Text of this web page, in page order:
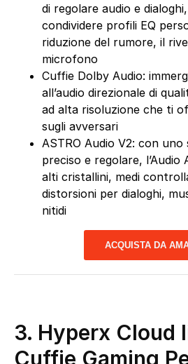
di regolare audio e
condividere profili EQ
riduzione del rumore, il
microfono
Cuffie Dolby Audio:
all’audio direzionale di
ad alta risoluzione che ti
sugli avversari
ASTRO Audio V2: con
preciso e regolare, l’Audio
alti cristallini, medi
distorsioni per dialoghi,
nitidi
ACQUISTA DA
3. Hyperx Cloud
Cuffie Gaming